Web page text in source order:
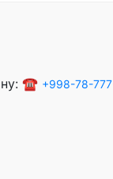
☎️ +998-78-